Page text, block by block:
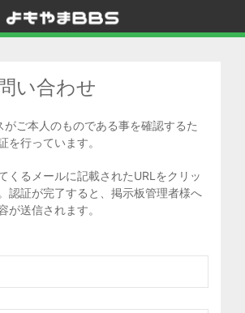
い合わせ
ご本人のものである事を確認するた
を行っています。
くるメールに記載されたURLをクリッ
認証が完了すると、掲示板管理者様へ
が送信されます。